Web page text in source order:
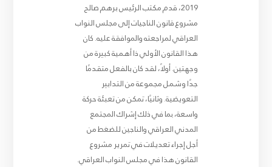
2019، قدم مكتب الرئيس برهم صالح
مشروع قانون الناجيات إلى مجلس النواب
العراقي لمراجعته والموافقة عليه. كان
هذا القانون الأولي ذا أهمية كبيرة من
وجهتين. أولاً، لقد كان بالفعل متقدمًا
جدًا وشمل مجموعة من التدابير
التعويضية. وثانيًا، تمكن من تعبئة حركة
واسعة، بما في ذلك إشراك المجتمع
المدني العراقي والناجين للضغط من
أجل إجراء تعديلات في تمرير مشروع
القانون هذا في مجلس النواب العراقي.